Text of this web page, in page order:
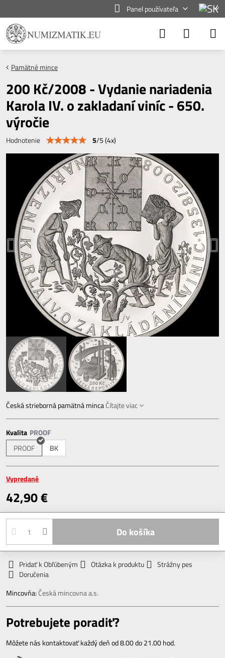
Panel používateľa
Pamätné mince
200 Kč/2008 - Vydanie nariadenia
Karola IV. o zakladaní viníc - 650.
výročie
Hodnotenie 5/5(4x)
Česká strieborná pamätná mincaČítajte viac
Kvalita
PROOF
BK
Vypredané
42,90 €
Do košíka
Pridať k Obľúbeným Otázka k produktu
Strážny pes
Doručenia
Mincovňa: Česká mincovna a.s.
Potrebujete poradiť?
Môžete nás kontaktovať každý deň od 8.00 do 21.00 hod.